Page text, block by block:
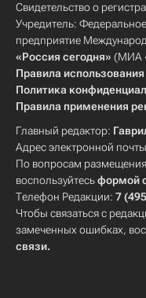
Свидетельство о
Учредитель:
предприятие
«Россия сегодня» (МИА
Правила
Политика
Правила применения
Главный редактор:
Адрес электронной
По вопросам
воспользуйтесьформой
Телефон Редакции: 7
Чтобы связаться с
замеченных ошибках,
связи.